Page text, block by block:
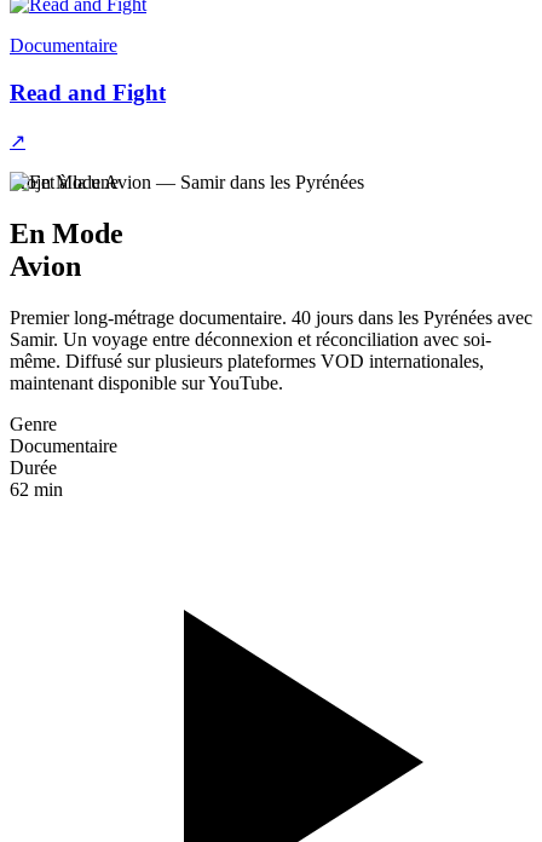
Documentaire
Read and Fight
↗
Projet à la une
En Mode
Avion
Premier long-métrage documentaire. 40 jours dans les Pyrénées avec
Samir. Un voyage entre déconnexion et réconciliation avec soi-
même. Diffusé sur plusieurs plateformes VOD internationales,
maintenant disponible sur YouTube.
Genre
Documentaire
Durée
62 min